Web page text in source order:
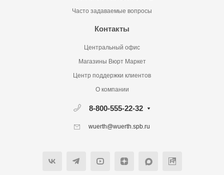
Часто задаваемые вопросы
Контакты
Центральный офис
Магазины Вюрт Маркет
Центр поддержки клиентов
О компании
8-800-555-22-32
wuerth@wuerth.spb.ru